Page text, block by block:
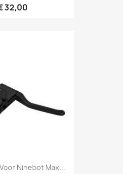
32,00
Ninebot Max...